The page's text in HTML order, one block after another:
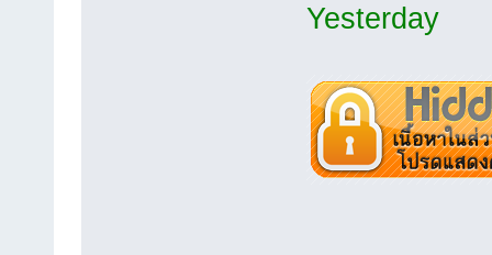
Yesterday